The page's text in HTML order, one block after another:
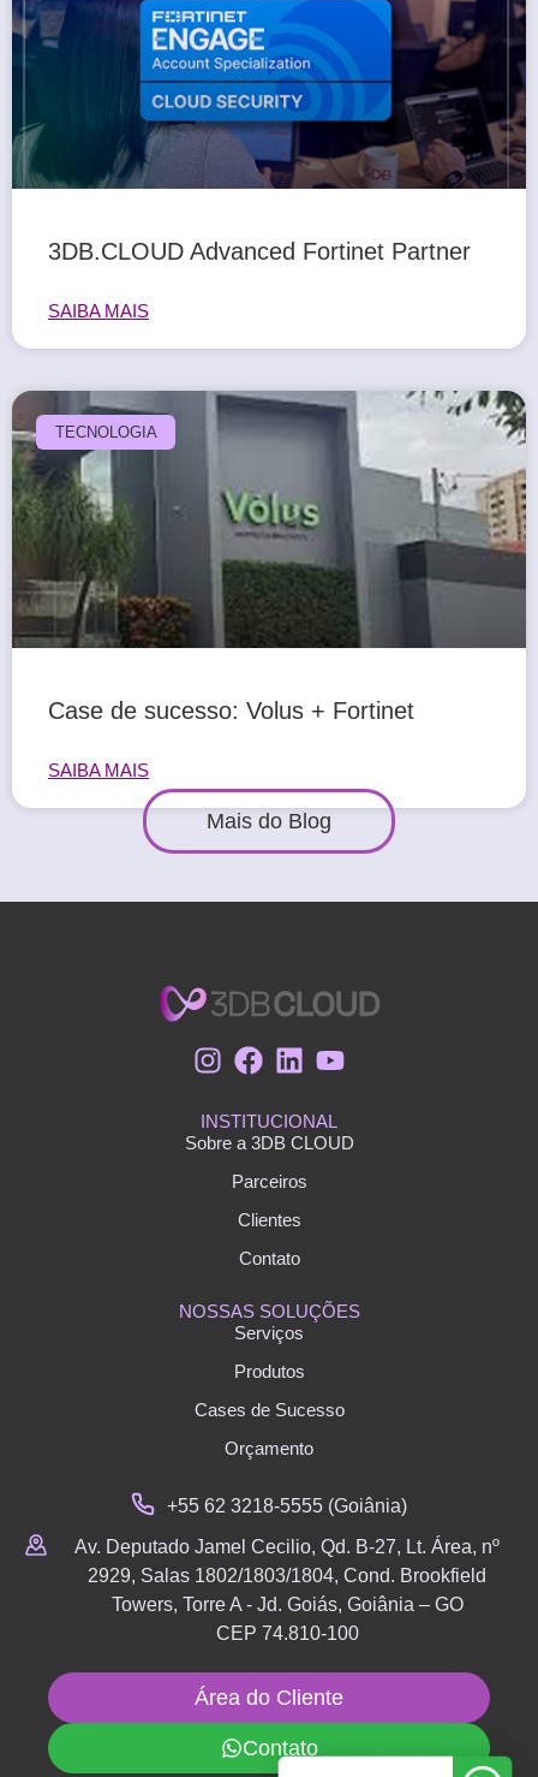
3DB.CLOUD Advanced Fortinet Partner
SAIBA MAIS
TECNOLOGIA
Case de sucesso: Volus + Fortinet
SAIBA MAIS
Mais do Blog
INSTITUCIONAL
Sobre a 3DB CLOUD
Parceiros
Clientes
Contato
NOSSAS SOLUÇÕES
Serviços
Produtos
Cases de Sucesso
Orçamento
+55 62 3218-5555 (Goiânia)
Av. Deputado Jamel Cecilio, Qd. B-27, Lt. Área, nº
2929, Salas 1802/1803/1804, Cond. Brookfield
Towers, Torre A - Jd. Goiás, Goiânia – GO
CEP 74.810-100
Área do Cliente
Contato